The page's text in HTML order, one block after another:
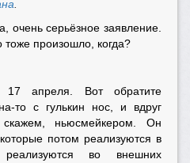
очень серьёзное заявление.
произошло, когда?
17 апреля. Вот обратите
то с гулькин нос, и вдруг
ньюсмейкером. Он
потом реализуются в
реализуются во внешних